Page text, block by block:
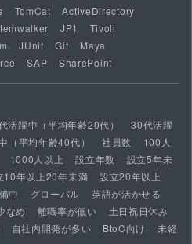
TomCat
ActiveDirectory
JP1
Tivoli
JUnit Git
Maya
SAP SharePoint
活躍中（平均年齢20代）
30代活躍
（平均年齢40代） 社員数
100人
1000人以上 設立年数
設立5年未
10年以上20年未満
設立20年以上
中 グローバル
英語が活かせる
なめ 離職率が低い
土日祝日休み
自社内開発が多い BtoC向け
未経